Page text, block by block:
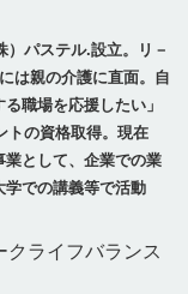
）パステル.設立。リ－
は親の介護に直面。自
職場を応援したい」
トの資格取得。現在
業として、企業での業
学での講義等で活動
ライフバランス